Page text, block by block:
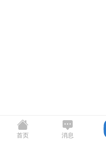
首页 消息